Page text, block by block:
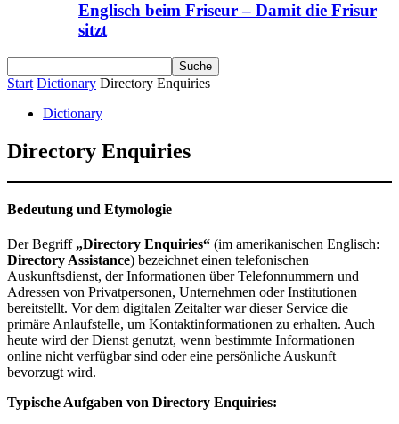
Englisch beim Friseur – Damit die Frisur
sitzt
Start Dictionary Directory Enquiries
Dictionary
Directory Enquiries
Bedeutung und Etymologie
Der Begriff „Directory Enquiries“ (im amerikanischen Englisch:
Directory Assistance) bezeichnet einen telefonischen
Auskunftsdienst, der Informationen über Telefonnummern und
Adressen von Privatpersonen, Unternehmen oder Institutionen
bereitstellt. Vor dem digitalen Zeitalter war dieser Service die
primäre Anlaufstelle, um Kontaktinformationen zu erhalten. Auch
heute wird der Dienst genutzt, wenn bestimmte Informationen
online nicht verfügbar sind oder eine persönliche Auskunft
bevorzugt wird.
Typische Aufgaben von Directory Enquiries: